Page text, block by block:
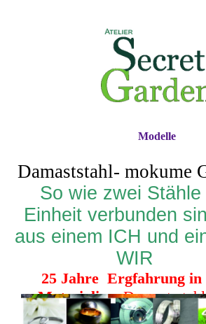
Damaststahl- mokume
So wie zwei
Einheit verbunden
aus einem ICH und
WIR
25 Jahre Ergfahrung in
MaterialienDamast-
Mokume Gane
Modelle